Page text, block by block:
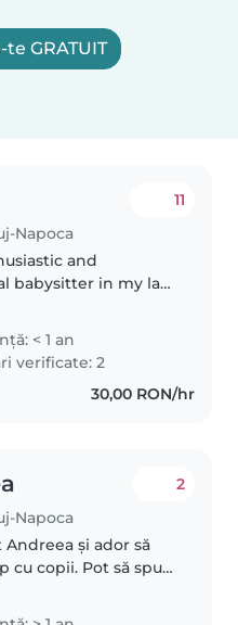
GRATUIT
Napoca
11
and
babysitter in my late
of all ages, from
aged kids, I'm
with a wide range..
< 1 an
verificate: 2
30,00 RON/hr
Napoca
2
Andreea și ador să
cu copii. Pot să spun